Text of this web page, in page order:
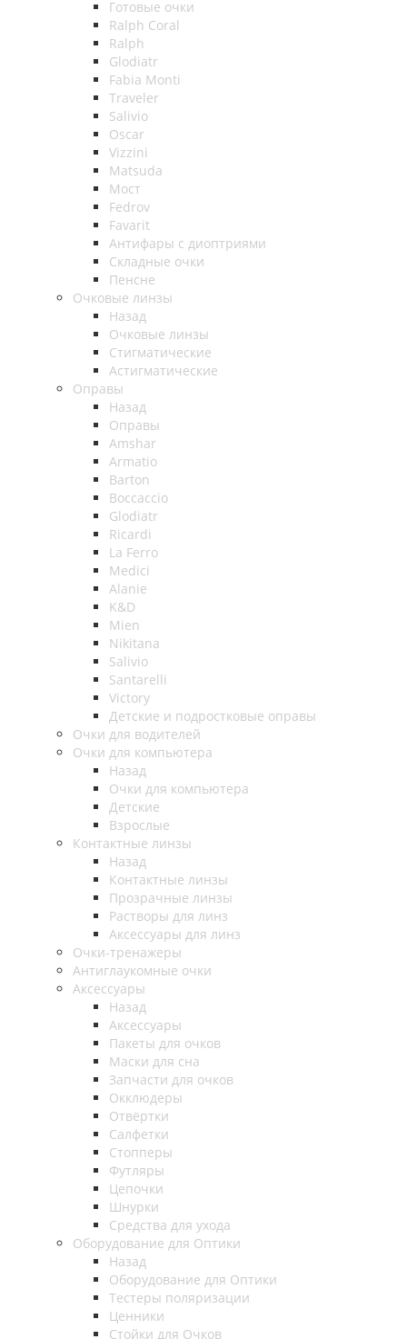
Готовые очки
Ralph Coral
Ralph
Glodiatr
Fabia Monti
Traveler
Salivio
Oscar
Vizzini
Matsuda
Мост
Fedrov
Favarit
Антифары с диоптриями
Складные очки
Пенсне
Очковые линзы
Назад
Очковые линзы
Стигматические
Астигматические
Оправы
Назад
Оправы
Amshar
Armatio
Barton
Boccaccio
Glodiatr
Ricardi
La Ferro
Medici
Alanie
K&D
Mien
Nikitana
Salivio
Santarelli
Victory
Детские и подростковые оправы
Очки для водителей
Очки для компьютера
Назад
Очки для компьютера
Детские
Взрослые
Контактные линзы
Назад
Контактные линзы
Прозрачные линзы
Растворы для линз
Аксессуары для линз
Очки-тренажеры
Антиглаукомные очки
Аксессуары
Назад
Аксессуары
Пакеты для очков
Маски для сна
Запчасти для очков
Окклюдеры
Отвёртки
Салфетки
Стопперы
Футляры
Цепочки
Шнурки
Средства для ухода
Оборудование для Оптики
Назад
Оборудование для Оптики
Тестеры поляризации
Ценники
Стойки для Очков